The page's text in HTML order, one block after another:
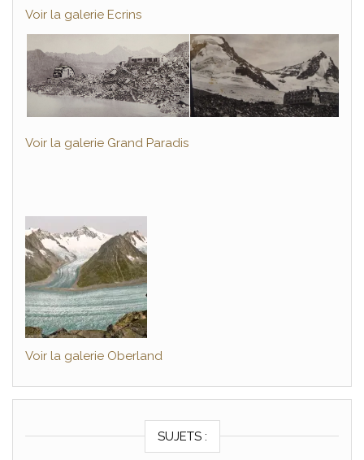
Voir la galerie Ecrins
Voir la galerie Grand Paradis
Voir la galerie Oberland
SUJETS :